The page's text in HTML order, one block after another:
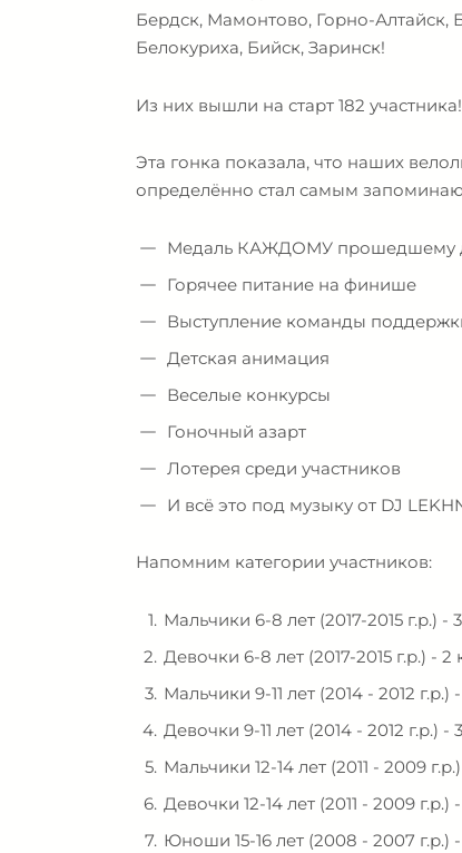
Бердск, Мамонтово, Горно-Алтайск,
Белокуриха, Бийск, Заринск!
Из них вышли на старт 182 участника!
Эта гонка показала, что наших
определённо стал самым
Медаль КАЖДОМУ прошедшему
Горячее питание на финише
Выступление команды
Детская анимация
Веселые конкурсы
Гоночный азарт
Лотерея среди участников
И всё это под музыку от DJ
Напомним категории участников:
Мальчики 6-8 лет (2017-2015 г.р.) -
Девочки 6-8 лет (2017-2015 г.р.) - 2
Мальчики 9-11 лет (2014 - 2012 г.р.)
Девочки 9-11 лет (2014 - 2012 г.р.) -
Мальчики 12-14 лет (2011 - 2009
Девочки 12-14 лет (2011 - 2009 г.р.)
Юноши 15-16 лет (2008 - 2007 г.р.)